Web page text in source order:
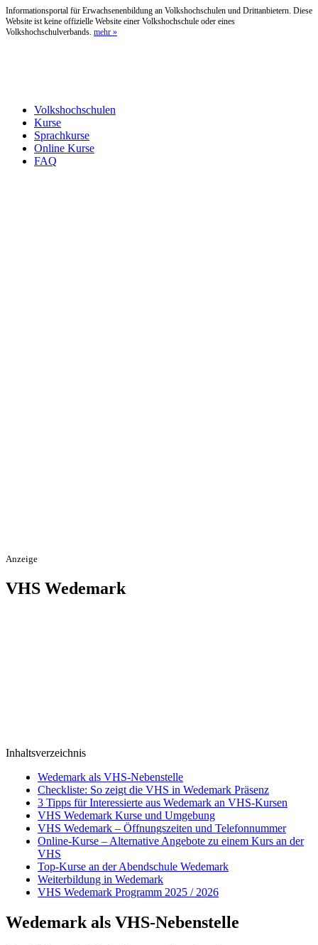
Informationsportal für Erwachsenenbildung an Volkshochschulen und Drittanbietern. Diese
Website ist keine offizielle Website einer Volkshochschule oder eines
Volkshochschulverbands. mehr »
Volkshochschulen
Kurse
Sprachkurse
Online Kurse
FAQ
Anzeige
VHS Wedemark
Inhaltsverzeichnis
Wedemark als VHS-Nebenstelle
Checkliste: So zeigt die VHS in Wedemark Präsenz
3 Tipps für Interessierte aus Wedemark an VHS-Kursen
VHS Wedemark Kurse und Umgebung
VHS Wedemark – Öffnungszeiten und Telefonnummer
Online-Kurse – Alternative Angebote zu einem Kurs an der
VHS
Top-Kurse an der Abendschule Wedemark
Weiterbildung in Wedemark
VHS Wedemark Programm 2025 / 2026
Wedemark als VHS-Nebenstelle